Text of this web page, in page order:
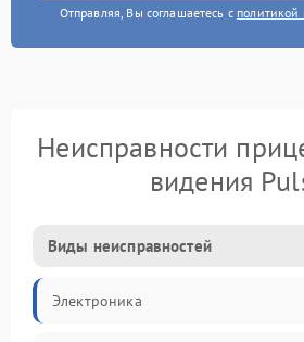
Отправляя, Вы соглашаетесь с политикой
Неисправности
видения
Виды неисправностей
Электроника